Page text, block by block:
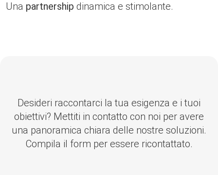
Una partnership dinamica e stimolante.
Desideri raccontarci la tua esigenza e i tuoi
obiettivi? Mettiti in contatto con noi per avere
una panoramica chiara delle nostre soluzioni.
Compila il form per essere ricontattato.